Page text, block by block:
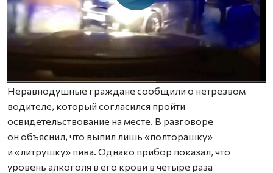
Неравнодушные граждане сообщили о нетрезвом
водителе, который согласился пройти
освидетельствование на месте. В разговоре
он объяснил, что выпил лишь «полторашку»
и «литрушку» пива. Однако прибор показал, что
уровень алкоголя в его крови в четыре раза